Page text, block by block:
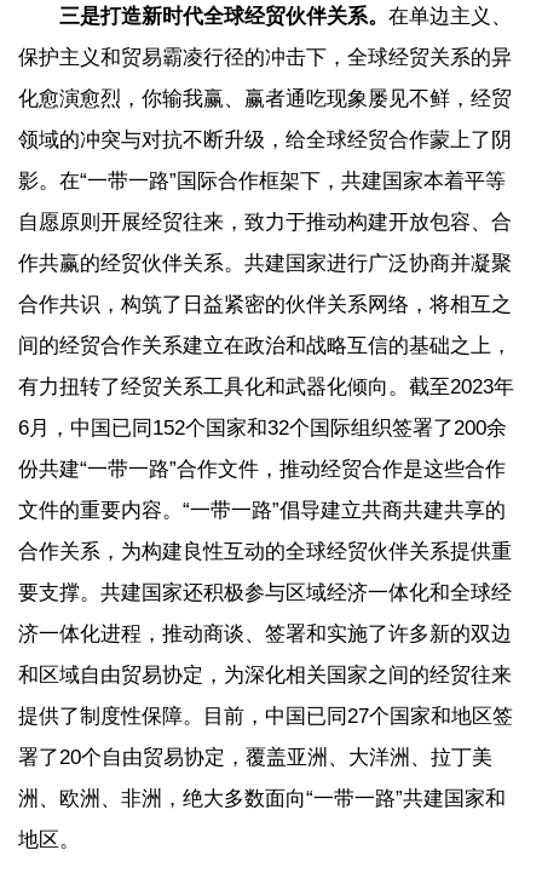
三是打造新时代全球经贸伙伴关系。 在单边主义、
保护主义和贸易霸凌行径的冲击下，全球经贸关系的异
化愈演愈烈，你输我赢、赢者通吃现象屡见不鲜，经贸
领域的冲突与对抗不断升级，给全球经贸合作蒙上了阴
影。在“一带一路”国际合作框架下，共建国家本着平等
自愿原则开展经贸往来，致力于推动构建开放包容、合
作共赢的经贸伙伴关系。共建国家进行广泛协商并凝聚
合作共识，构筑了日益紧密的伙伴关系网络，将相互之
间的经贸合作关系建立在政治和战略互信的基础之上，
有力扭转了经贸关系工具化和武器化倾向。截至2023年
6月，中国已同152个国家和32个国际组织签署了200余
份共建“一带一路”合作文件，推动经贸合作是这些合作
文件的重要内容。“一带一路”倡导建立共商共建共享的
合作关系，为构建良性互动的全球经贸伙伴关系提供重
要支撑。共建国家还积极参与区域经济一体化和全球经
济一体化进程，推动商谈、签署和实施了许多新的双边
和区域自由贸易协定，为深化相关国家之间的经贸往来
提供了制度性保障。目前，中国已同27个国家和地区签
署了20个自由贸易协定，覆盖亚洲、大洋洲、拉丁美
洲、欧洲、非洲，绝大多数面向“一带一路”共建国家和
地区。